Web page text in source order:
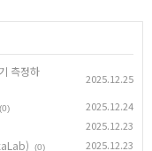
측정하
2025.12.25
(0) 2025.12.24
2025.12.23
(0) 2025.12.23